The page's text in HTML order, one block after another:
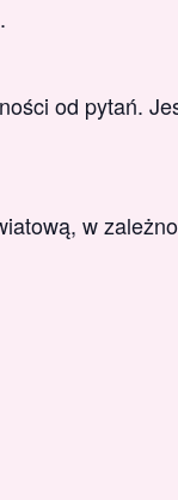
od pytań.
w